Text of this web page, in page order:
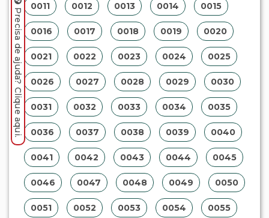
0011 0012 0013 0014 0015
0016 0017 0018 0019 0020
0021 0022 0023 0024 0025
0026 0027 0028 0029 0030
0031 0032 0033 0034 0035
0036 0037 0038 0039 0040
0041 0042 0043 0044 0045
0046 0047 0048 0049 0050
0051 0052 0053 0054 0055
Precisa de ajuda? Clique aqui.